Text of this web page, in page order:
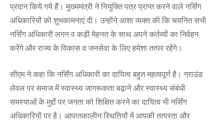
प्रदान किये गये हैं। मुख्यमंत्री ने नियुक्ति पत्र प्राप्त करने वाले नर्सिंग
अधिकारियों को शुभकामनाएं दी। उन्होंने आशा व्यक्त की कि चयनित सभी
नर्सिंग अधिकारी लगन व कड़ी मेहनत के साथ अपने कर्तव्यों का निर्वहन
करेंगे और राज्य के विकास व जनसेवा के लिए हमेशा तत्पर रहेंगे।
सीएम ने कहा कि नर्सिंग अधिकारी का दायित्व बहुत महत्वपूर्ण है। ग्राउंड
लेवल पर समाज में स्वास्थ्य जागरूकता बढ़ाने और स्वास्थ्य संबंधी
समस्याओं के मुद्दों पर जनता को शिक्षित करने का दायित्व भी नर्सिंग
अधिकारियों पर है। आपातकालीन स्थितियों में आपकी तत्परता और